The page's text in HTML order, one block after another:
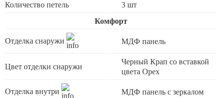
Количество петель
3 шт
Комфорт
Отделка снаружи МДФ панель
Цвет отделки снаружи
Черный Крап со вставкой
цвета Орех
Отделка внутри МДФ панель с зеркалом